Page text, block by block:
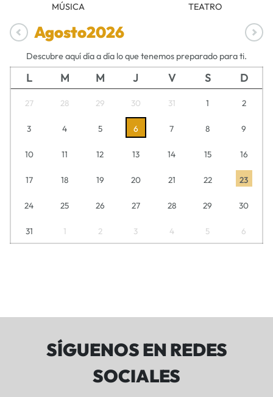
MÚSICA TEATRO
Agosto2026
Descubre aquí día a día lo que tenemos preparado para ti.
L M M J V S D
27 28 29 30 31 1 2
3 4 5 6 7 8 9
10 11 12 13 14 15 16
17 18 19 20 21 22 23
24 25 26 27 28 29 30
31 1 2 3 4 5 6
SÍGUENOS EN REDES
SOCIALES